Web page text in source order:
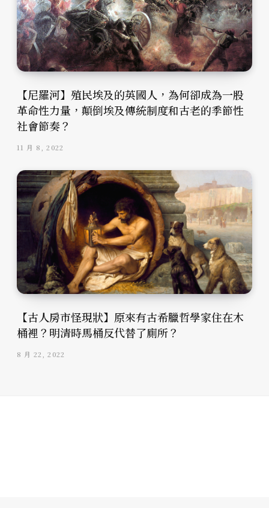
【尼羅河】殖民埃及的英國人，為何卻成為一股
革命性力量，顛倒埃及傳統制度和古老的季節性
社會節奏？
11 月 8, 2022
【古人房市怪現狀】原來有古希臘哲學家住在木
桶裡？明清時馬桶反代替了廁所？
8 月 22, 2022